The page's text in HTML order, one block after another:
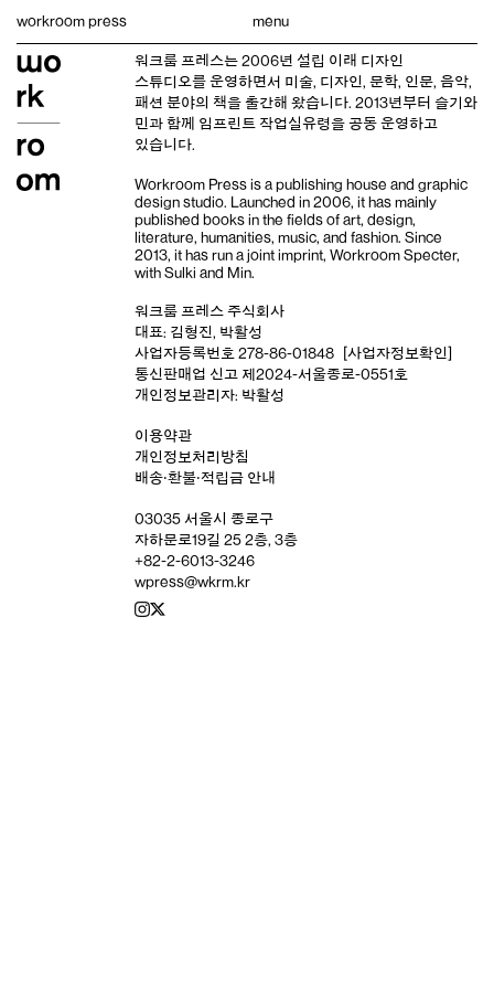
workroom press menu
워크룸 프레스는 2006년 설립 이래 디자인
스튜디오를 운영하면서 미술, 디자인, 문학, 인문, 음악,
패션 분야의 책을 출간해 왔습니다. 2013년부터 슬기와
민과 함께 임프린트 작업실유령을 공동 운영하고
있습니다.
Workroom Press is a publishing house and graphic
design studio. Launched in 2006, it has mainly
published books in the fields of art, design,
literature, humanities, music, and fashion. Since
2013, it has run a joint imprint, Workroom Specter,
with Sulki and Min.
워크룸 프레스 주식회사
대표: 김형진, 박활성
사업자등록번호 278-86-01848
[사업자정보확인]
통신판매업 신고 제2024-서울종로-0551호
개인정보관리자: 박활성
이용약관
개인정보처리방침
배송‧환불‧적립금 안내
03035 서울시 종로구
자하문로19길 25 2층, 3층
+82-2-6013-3246
wpress@wkrm.kr